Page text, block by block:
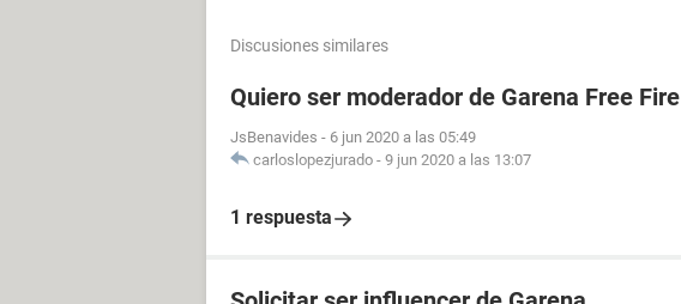
Discusiones similares
Quiero ser moderador de Garena Free Fire
JsBenavides - 6 jun 2020 a las 05:49
carloslopezjurado - 9 jun 2020 a las 13:07
1 respuesta